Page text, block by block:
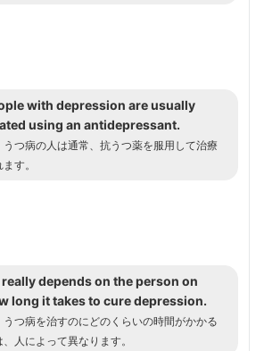
with depression are usually
using an antidepressant.
うつ病の人は通常、抗うつ薬を服用して治療
す。
really depends on the person on
long it takes to cure depression.
うつ病を治すのにどのくらいの時間がかかる
、人によって異なります。